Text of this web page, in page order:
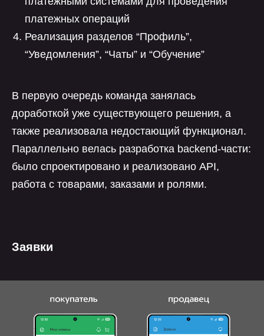
платежных операций
Реализация разделов “Профиль”,
“Уведомления”, “Чаты” и “Обучение”
В первую очередь команда занялась
доработкой уже существующего решения, а
также реализовала недостающий функционал.
Параллельно велась разработка backend-части:
было спроектировано и реализовано API,
работа с товарами, заказами и ролями.
Заявки